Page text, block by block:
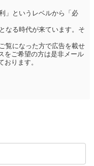
」というレベルから「必
なる時代が来ています。そ
覧になった方で広告を載せ
をご希望の方は是非メール
おります。